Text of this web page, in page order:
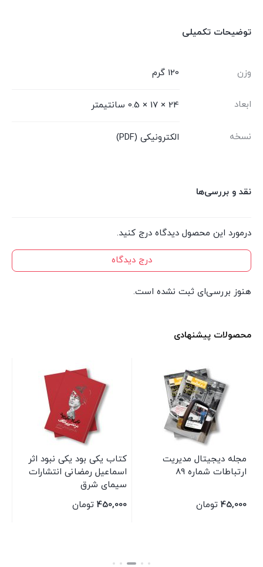
توضیحات تکمیلی
وزن 120 گرم
ابعاد 24 × 17 × 0.5 سانتیمتر
نسخه الکترونیکی (PDF)
نقد و بررسی‌ها
درمورد این محصول دیدگاه درج کنید.
درج دیدگاه
هنوز بررسی‌ای ثبت نشده است.
محصولات پیشنهادی
مجله دیجیتال مدیریت
ارتباطات شماره 89
45,000 تومان
کتاب یکی بود یکی نبود اثر
اسماعیل رمضانی انتشارات
سیمای شرق
450,000 تومان